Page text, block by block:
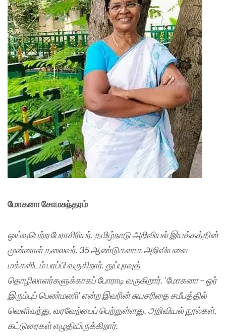
மோகனா சோமசுந்தரம்
ஓய்வுபெற்ற பேராசிரியர். தமிழ்நாடு அறிவியல் இயக்கத்தின்
முன்னாள் தலைவர். 35 ஆண்டுகளாக அறிவியலை
மக்களிடம் பரப்பி வருகிறார். துப்புரவுத்
தொழிலாளர்களுக்காகப் போராடி வருகிறார். ‘மோகனா – ஓர்
இரும்புப் பெண்மணி’ என்ற இவரின் சுயசரிதை சமீபத்தில்
வெளிவந்து, வரவேற்பைப் பெற்றுள்ளது. அறிவியல் நூல்கள்,
கட்டுரைகள் எழுதியிருக்கிறார்.